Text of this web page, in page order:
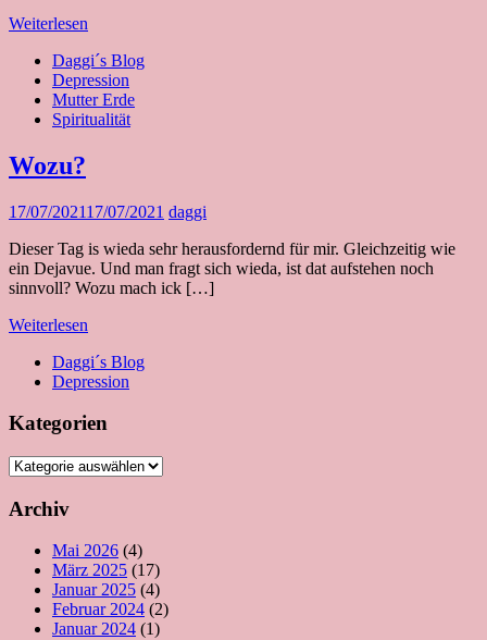
Weiterlesen
Daggi´s Blog
Depression
Mutter Erde
Spiritualität
Wozu?
17/07/202117/07/2021 daggi
Dieser Tag is wieda sehr herausfordernd für mir. Gleichzeitig wie
ein Dejavue. Und man fragt sich wieda, ist dat aufstehen noch
sinnvoll? Wozu mach ick […]
Weiterlesen
Daggi´s Blog
Depression
Kategorien
Kategorien
Archiv
Mai 2026 (4)
März 2025 (17)
Januar 2025 (4)
Februar 2024 (2)
Januar 2024 (1)